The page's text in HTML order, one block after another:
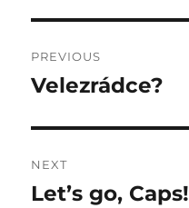
navigation
PREVIOUS
Previous
Velezrádce?
NEXT
Next
Let’s go, Caps!